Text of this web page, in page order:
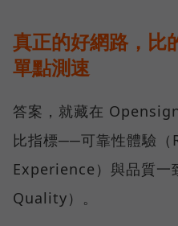
真正的好網路，比
單點測速
答案，就藏在
比指標──可靠性體驗
Experience）與品質
Quality）。